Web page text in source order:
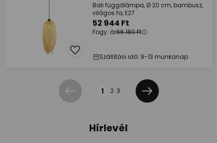
Bali függőlámpa, Ø 20 cm, bambusz,
világos fa, E27
52 944 Ft
Fogy. ár66 180 Ft
Szállítási idő: 9-13 munkanap
Előző 1 2 3
Következő
Hírlevél